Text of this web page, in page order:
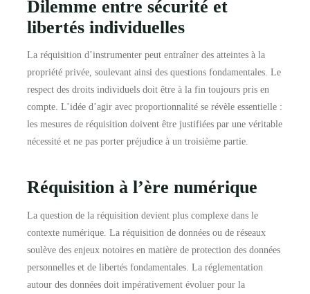
Dilemme entre sécurité et
libertés individuelles
La réquisition d’instrumenter peut entraîner des atteintes à la
propriété privée, soulevant ainsi des questions fondamentales. Le
respect des droits individuels doit être à la fin toujours pris en
compte. L’idée d’agir avec proportionnalité se révèle essentielle :
les mesures de réquisition doivent être justifiées par une véritable
nécessité et ne pas porter préjudice à un troisième partie.
Réquisition à l’ère numérique
La question de la réquisition devient plus complexe dans le
contexte numérique. La réquisition de données ou de réseaux
soulève des enjeux notoires en matière de protection des données
personnelles et de libertés fondamentales. La réglementation
autour des données doit impérativement évoluer pour la